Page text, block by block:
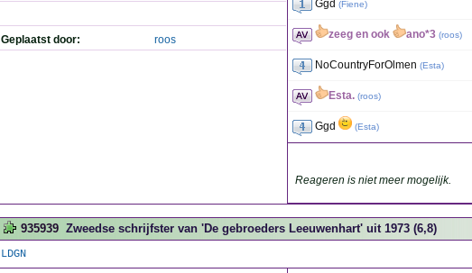
Geplaatst door: roos
Ggd (Fiene)
zeeg en ook ano*3 (roos)
NoCountryForOlmen (Esta)
Esta. (roos)
Ggd (Esta)
Reageren is niet meer mogelijk.
935939 Zweedse schrijfster van 'De gebroeders Leeuwenhart' uit 1973 (6,8)
LDGN